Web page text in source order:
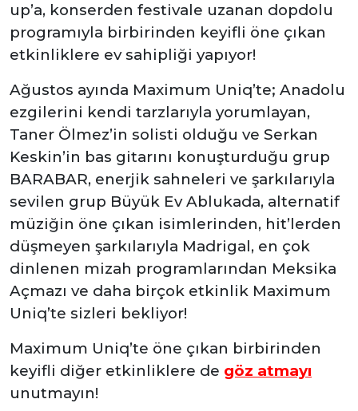
up’a, konserden festivale uzanan dopdolu
programıyla birbirinden keyifli öne çıkan
etkinliklere ev sahipliği yapıyor!
Ağustos ayında Maximum Uniq’te; Anadolu
ezgilerini kendi tarzlarıyla yorumlayan,
Taner Ölmez’in solisti olduğu ve Serkan
Keskin’in bas gitarını konuşturduğu grup
BARABAR, enerjik sahneleri ve şarkılarıyla
sevilen grup Büyük Ev Ablukada, alternatif
müziğin öne çıkan isimlerinden, hit’lerden
düşmeyen şarkılarıyla Madrigal, en çok
dinlenen mizah programlarından Meksika
Açmazı ve daha birçok etkinlik Maximum
Uniq’te sizleri bekliyor!
Maximum Uniq’te öne çıkan birbirinden
keyifli diğer etkinliklere de göz atmayı
unutmayın!